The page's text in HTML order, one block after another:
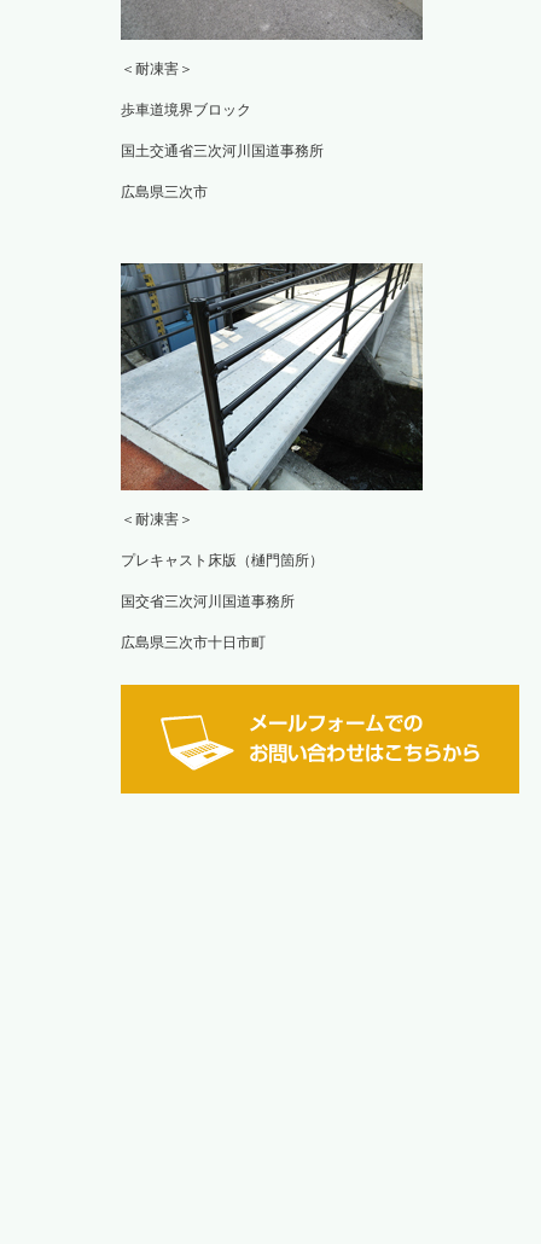
＜耐凍害＞
歩車道境界ブロック
国土交通省三次河川国道事務所
広島県三次市
＜耐凍害＞
プレキャスト床版（樋門箇所）
国交省三次河川国道事務所
広島県三次市十日市町